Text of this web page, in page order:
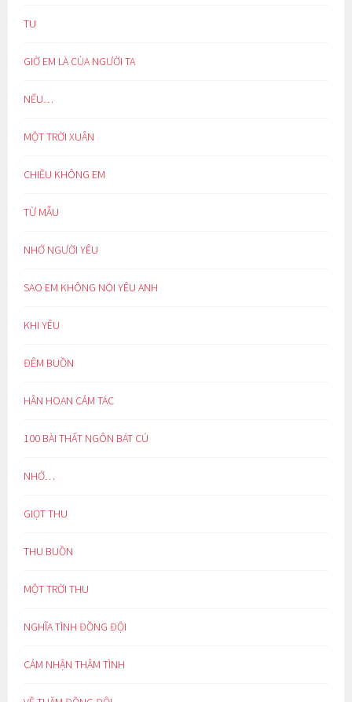
TU
GIỜ EM LÀ CỦA NGƯỜI TA
NẾU…
MỘT TRỜI XUÂN
CHIỀU KHÔNG EM
TỪ MẪU
NHỚ NGƯỜI YÊU
SAO EM KHÔNG NÓI YÊU ANH
KHI YÊU
ĐÊM BUỒN
HÂN HOAN CẢM TÁC
100 BÀI THẤT NGÔN BÁT CÚ
NHỚ…
GIỌT THU
THU BUỒN
MỘT TRỜI THU
NGHĨA TÌNH ĐỒNG ĐỘI
CẢM NHẬN THÂM TÌNH